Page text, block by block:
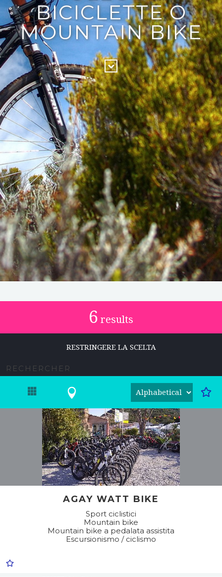
BICICLETTE O
MOUNTAIN BIKE
6 results
RESTRINGERE LA SCELTA
AGAY WATT BIKE
Sport ciclistici
Mountain bike
Mountain bike a pedalata assistita
Escursionismo / ciclismo